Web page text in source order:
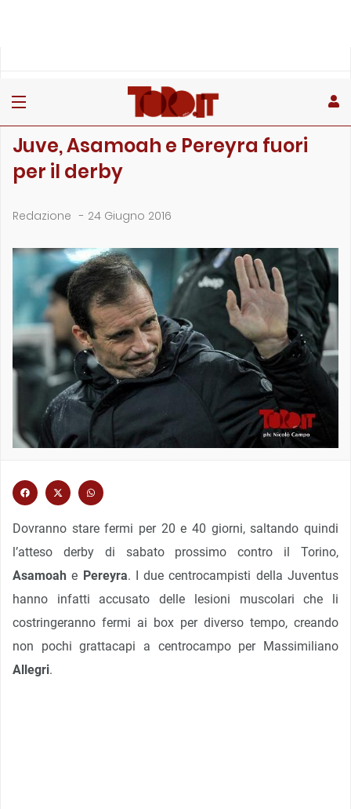
Juve, Asamoah e Pereyra fuori
per il derby
Redazione - 24 Giugno 2016
Dovranno stare fermi per 20 e 40 giorni, saltando quindi
l’atteso derby di sabato prossimo contro il Torino,
Asamoah e Pereyra. I due centrocampisti della Juventus
hanno infatti accusato delle lesioni muscolari che li
costringeranno fermi ai box per diverso tempo, creando
non pochi grattacapi a centrocampo per Massimiliano
Allegri.